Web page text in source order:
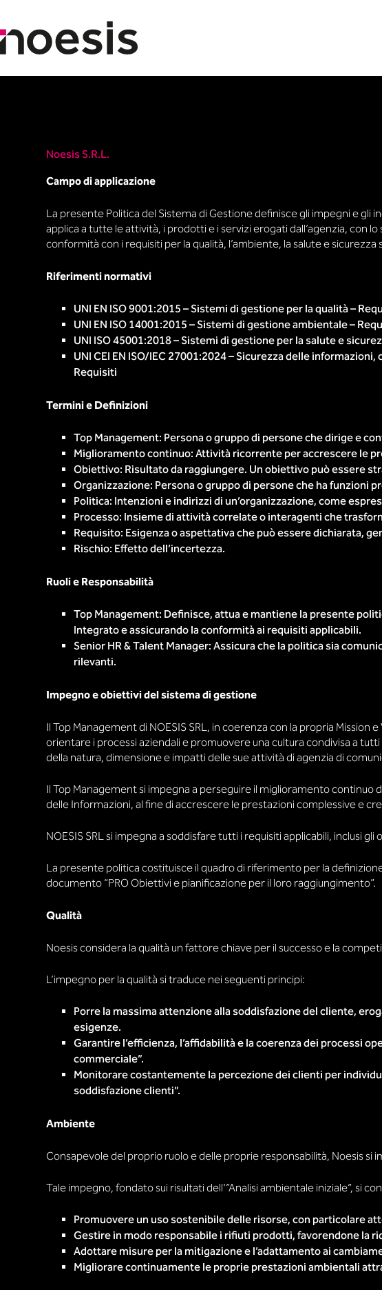
content
Noesis S.R.L.
Campo di applicazione
La presente Politica del Sistema di Gestione definisce gli impegni e gli
applica a tutte le attività, i prodotti e i servizi erogati dall’agenzia, con
conformità con i requisiti per la qualità, l’ambiente, la salute e
Riferimenti normativi
UNI EN ISO 9001:2015 – Sistemi di gestione per la qualità –
UNI EN ISO 14001:2015 – Sistemi di gestione ambientale –
UNI ISO 45001:2018 – Sistemi di gestione per la salute e
UNI CEI EN ISO/IEC 27001:2024 – Sicurezza delle
Requisiti
Termini e Definizioni
Top Management: Persona o gruppo di persone che dirige e
Miglioramento continuo: Attività ricorrente per accrescere le
Obiettivo: Risultato da raggiungere. Un obiettivo può essere
Organizzazione: Persona o gruppo di persone che ha
Politica: Intenzioni e indirizzi di un’organizzazione, come
Processo: Insieme di attività correlate o interagenti che
Requisito: Esigenza o aspettativa che può essere dichiarata,
Rischio: Effetto dell’incertezza.
Ruoli e Responsabilità
Top Management: Definisce, attua e mantiene la presente
Integrato e assicurando la conformità ai requisiti applicabili.
Senior HR & Talent Manager: Assicura che la politica sia
rilevanti.
Impegno e obiettivi del sistema di gestione
Il Top Management di NOESIS SRL, in coerenza con la propria
orientare i processi aziendali e promuovere una cultura condivisa a
della natura, dimensione e impatti delle sue attività di agenzia di
Il Top Management si impegna a perseguire il miglioramento continuo
delle Informazioni, al fine di accrescere le prestazioni complessive e
NOESIS SRL si impegna a soddisfare tutti i requisiti applicabili, inclusi
La presente politica costituisce il quadro di riferimento per la
documento “PRO Obiettivi e pianificazione per il loro raggiungimento”.
Qualità
Noesis considera la qualità un fattore chiave per il successo e la
L’impegno per la qualità si traduce nei seguenti principi:
Porre la massima attenzione alla soddisfazione del cliente,
esigenze.
Garantire l’efficienza, l’affidabilità e la coerenza dei processi
commerciale”.
Monitorare costantemente la percezione dei clienti per
soddisfazione clienti”.
Ambiente
Consapevole del proprio ruolo e delle proprie responsabilità, Noesis
Tale impegno, fondato sui risultati dell'”Analisi ambientale iniziale”, si
Promuovere un uso sostenibile delle risorse, con particolare
Gestire in modo responsabile i rifiuti prodotti, favorendone la
Adottare misure per la mitigazione e l’adattamento ai
Migliorare continuamente le proprie prestazioni ambientali